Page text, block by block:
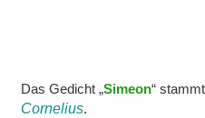
Das Gedicht „Simeon“
Cornelius.